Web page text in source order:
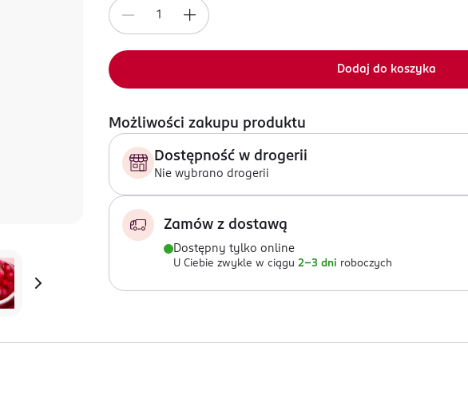
Dodaj do koszyka
Możliwości zakupu produktu
Dostępność w drogerii
Nie wybrano drogerii
Zamów z dostawą
Dostępny tylko online
U Ciebie zwykle w ciągu 2-3 dni roboczych